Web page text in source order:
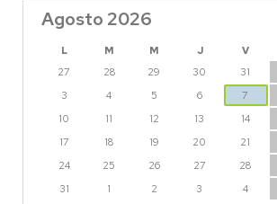
Agosto 2026
L M M J V
27
28 29 30 31
3
4 5 6 7
10
11 12 13 14
17
18 19 20 21
24
25 26 27 28
31
1 2 3 4